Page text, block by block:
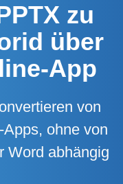
zu
über
App
von
ohne von
Word abhängig